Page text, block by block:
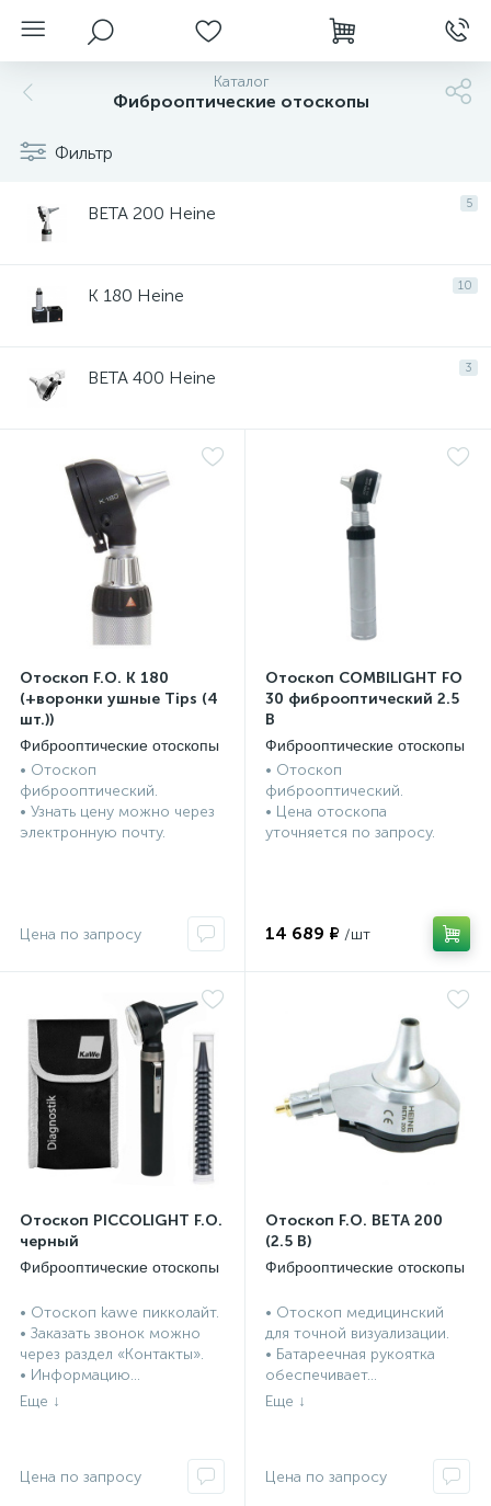
Каталог
Фиброоптические отоскопы
Фильтр
5
BETA 200 Heine
10
K 180 Heine
3
BETA 400 Heine
Отоскоп F.O. К 180
(+воронки ушные Tips (4
шт.))
Фиброоптические отоскопы
• Отоскоп
фиброоптический.
• Узнать цену можно через
электронную почту.
Отоскоп COMBILIGHT FO
30 фиброоптический 2.5
В
Фиброоптические отоскопы
• Отоскоп
фиброоптический.
• Цена отоскопа
уточняется по запросу.
14 689 ₽
Отоскоп PICCOLIGHT F.O.
черный
Фиброоптические отоскопы
• Отоскоп kawe пикколайт.
• Заказать звонок можно
через раздел «Контакты».
• Информацию...
Отоскоп F.O. BETA 200
(2.5 В)
Фиброоптические отоскопы
• Отоскоп медицинский
для точной визуализации.
• Батареечная рукоятка
обеспечивает...